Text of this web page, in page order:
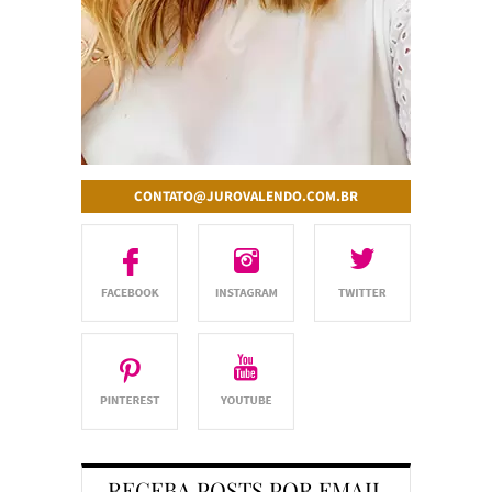
CONTATO@JUROVALENDO.COM.BR